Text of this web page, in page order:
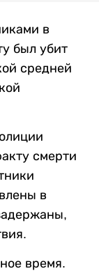
в
был убит
средней
смерти
в
время.